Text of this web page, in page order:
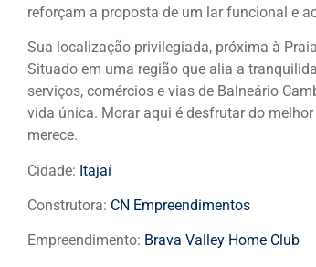
reforçam a proposta de um lar funcional e
Sua localização privilegiada, próxima à
Situado em uma região que alia a
serviços, comércios e vias de Balneário
vida única. Morar aqui é desfrutar do
merece.
Cidade: Itajaí
Construtora: CN Empreendimentos
Empreendimento: Brava Valley Home Club